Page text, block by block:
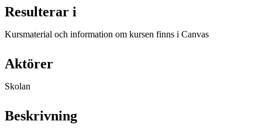
Resulterar i
Kursmaterial och information om kursen finns i Canvas
Aktörer
Skolan
Beskrivning